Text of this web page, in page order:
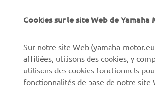
Événements
Brochures
secours
Cookies sur le site Web de Yamaha
Sur notre site Web (yamaha-
affiliées, utilisons des cookies, y
utilisons des cookies fonctionnels
fonctionnalités de base de notre site